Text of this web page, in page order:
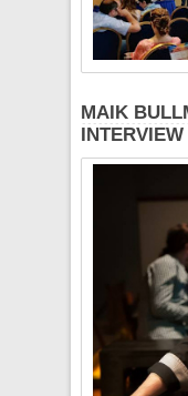
MAIK
INTERVIEW